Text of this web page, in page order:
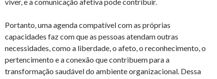
Portanto, uma agenda compatível com as próprias
capacidades faz com que as pessoas atendam outras
necessidades, como a liberdade, o afeto, o reconhecimento, o
pertencimento e a conexão que contribuem para a
transformação saudável do ambiente organizacional. Dessa